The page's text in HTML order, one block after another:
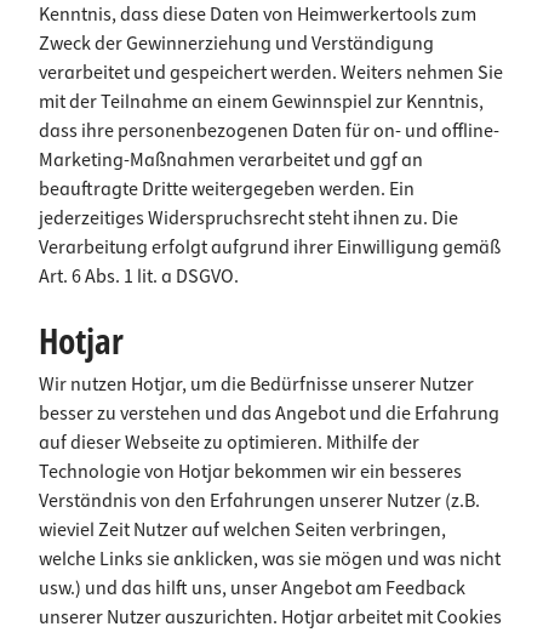
Kenntnis, dass diese Daten von Heimwerkertools zum
Zweck der Gewinnerziehung und Verständigung
verarbeitet und gespeichert werden. Weiters nehmen Sie
mit der Teilnahme an einem Gewinnspiel zur Kenntnis,
dass ihre personenbezogenen Daten für on- und offline-
Marketing-Maßnahmen verarbeitet und ggf an
beauftragte Dritte weitergegeben werden. Ein
jederzeitiges Widerspruchsrecht steht ihnen zu. Die
Verarbeitung erfolgt aufgrund ihrer Einwilligung gemäß
Art. 6 Abs. 1 lit. a DSGVO.
Hotjar
Wir nutzen Hotjar, um die Bedürfnisse unserer Nutzer
besser zu verstehen und das Angebot und die Erfahrung
auf dieser Webseite zu optimieren. Mithilfe der
Technologie von Hotjar bekommen wir ein besseres
Verständnis von den Erfahrungen unserer Nutzer (z.B.
wieviel Zeit Nutzer auf welchen Seiten verbringen,
welche Links sie anklicken, was sie mögen und was nicht
usw.) und das hilft uns, unser Angebot am Feedback
unserer Nutzer auszurichten. Hotjar arbeitet mit Cookies